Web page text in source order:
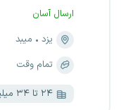
ارسال آسان
یزد
میبد
تمام وقت
۲۴ تا ۳۴ میلیون تومان